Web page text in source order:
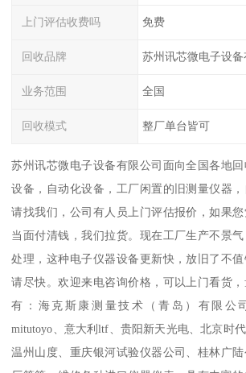
上门评估收费吗 免费
回收品牌 苏州讯芯微电子设备
业务范围 全国
回收模式 整厂单台皆可
苏州讯芯微电子设备有限公司面向全国各地
设备，自动化设备，工厂闲置的旧测量仪器
请找我们，公司有人员上门评估报价，如果
当面付清钱，我们拉货。现在工厂生产不景
处理，这种电子仪器设备更新快，放旧了不
请尽快。欢迎来电咨询价格，可以上门看货
有：海克斯康测量技术（青岛）有限公
mitutoyo、意大利ltf、贵阳新天光电、北京时代
温州山度、重庆银河试验仪器公司、桂林广